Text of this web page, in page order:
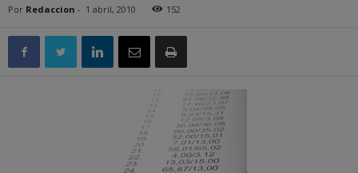
Por Redaccion - 1 abril, 2010 152